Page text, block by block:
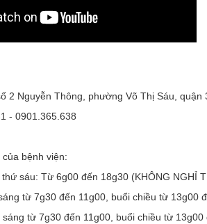
2 Nguyễn Thông, phường Võ Thị Sáu, quận
- 0901.365.638
bệnh viện:
sáu: Từ 6g00 đến 18g30 (KHÔNG NGHỈ
từ 7g30 đến 11g00, buổi chiều từ 13g00
sáng từ 7g30 đến 11g00, buổi chiều từ 13g00